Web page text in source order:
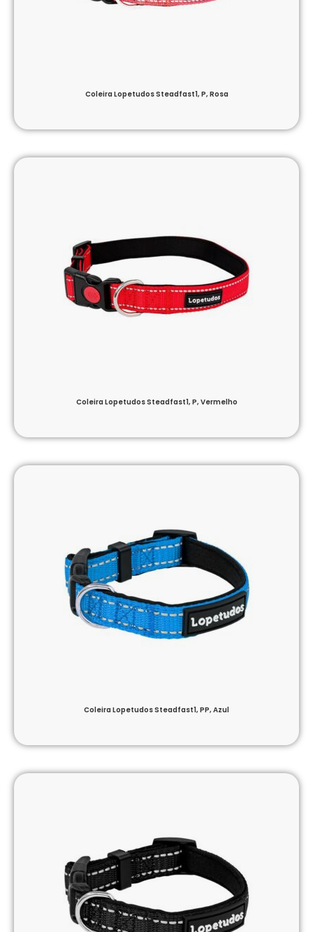
Coleira Lopetudos Steadfast1, P, Rosa
Coleira Lopetudos Steadfast1, P, Vermelho
Coleira Lopetudos Steadfast1, PP, Azul